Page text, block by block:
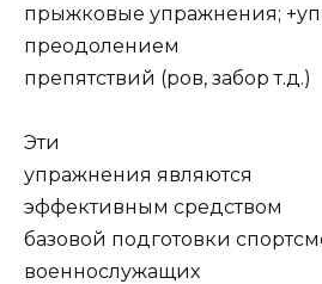
прыжковые упражнения;
преодолением
препятствий (ров, забор т.д.)
Эти
упражнения являются
эффективным средством
базовой подготовки
военнослужащих